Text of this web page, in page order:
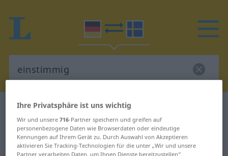
Deutsch-Schwedisch Wörterbuch
Deutsch-Schwedisch Übersetzung
für "einstimmig"
Ihre Privatsphäre ist uns wichtig
Wir und unsere716-Partner speichern und greifen auf
personenbezogene Daten wie Browserdaten oder eindeutige
Kennungen auf Ihrem Gerät zu. Durch Auswahl von Akzeptieren
aktivieren Sie Tracking-Technologien für die unter „Wir und unsere
Partner verarbeiten Daten, um Ihnen Dienste bereitzustellen“